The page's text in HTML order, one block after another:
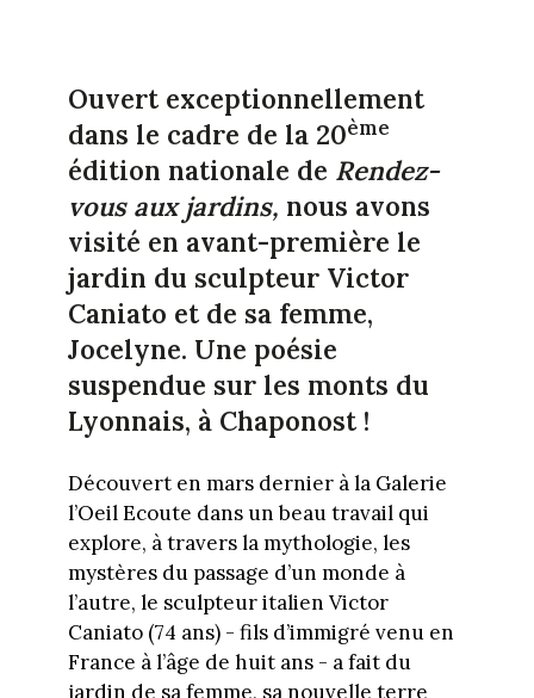
Ouvert exceptionnellement
dans le cadre de la 20ème
édition nationale de Rendez-
vous aux jardins, nous avons
visité en avant-première le
jardin du sculpteur Victor
Caniato et de sa femme,
Jocelyne. Une poésie
suspendue sur les monts du
Lyonnais, à Chaponost !
Découvert en mars dernier à la Galerie
l’Oeil Ecoute dans un beau travail qui
explore, à travers la mythologie, les
mystères du passage d’un monde à
l’autre, le sculpteur italien Victor
Caniato (74 ans) - fils d’immigré venu en
France à l’âge de huit ans - a fait du
jardin de sa femme, sa nouvelle terre